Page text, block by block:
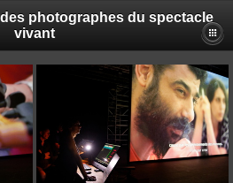
photographes du spectacle
vivant